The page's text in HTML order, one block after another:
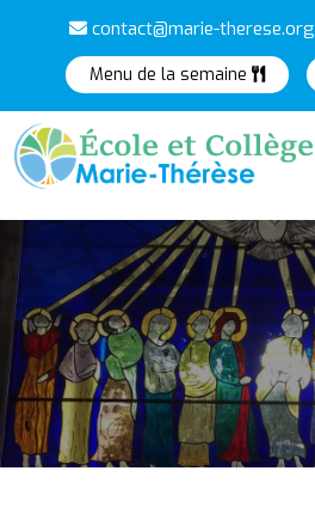
contact@marie-therese.org
Menu de la semaine